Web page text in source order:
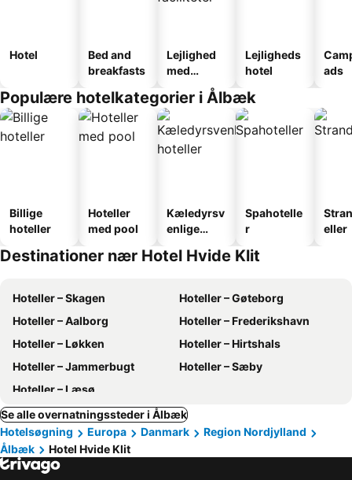
Hotel
Bed and
breakfasts
Lejlighed
med
faciliteter
Lejligheds
hotel
ads
Populære hotelkategorier i Ålbæk
Billige
hoteller
Hoteller
med pool
Kæledyrsv
enlige
Spahotelle
r
eller
Destinationer nær Hotel Hvide Klit
Hoteller – Skagen
Hoteller – Gøteborg
Hoteller – Aalborg
Hoteller – Frederikshavn
Hoteller – Løkken
Hoteller – Hirtshals
Hoteller – Jammerbugt
Hoteller – Sæby
Hoteller – Læsø
Se alle overnatningssteder i Ålbæk
Hotelsøgning
Europa Danmark
Region Nordjylland
Ålbæk
Hotel Hvide Klit